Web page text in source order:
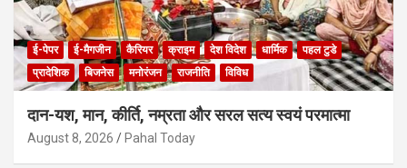
ई-पेपर ई-मैगजीन कैरियर क्राइम देश विदेश धार्मिक
पहल टुडे
प्रादेशिक
बिजनेस मनोरंजन राजनीति विविध
दान-यश, मान, कीर्ति, नम्रता और सरल सत्य स्वयं परमात्मा
August 8, 2026 Pahal Today